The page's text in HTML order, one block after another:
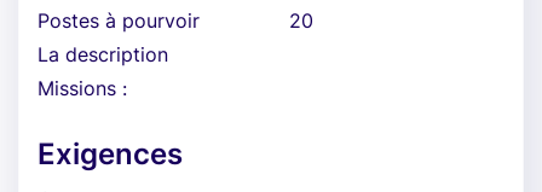
Postes à pourvoir
20
La description
Missions :
Exigences